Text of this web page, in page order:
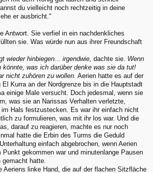
du vielleicht noch rechtzeitig in deine
er ausbricht."
Antwort. Sie verfiel in ein nachdenkliches
sie. Was würde nun aus ihrer Freundschaft
wieder hinbiegen... irgendwie, dachte sie. Wenn
könnte, was ich darüber denke was sie da tut!
nicht zuhören zu wollen. Aerien hatte es auf der
Kurra an der Nordgrenze bis in die Hauptstadt
einige Male versucht. Doch jedesmal, wenn sie
was sie an Narissas Verhalten verletzte,
Hals festzustecken. Es war ihr einfach nicht
zu formulieren, was mit ihr los war. Und die
darauf zu reagieren, machte es nur noch
hatte die Erbin des Turms die Geduld
einfach abgebrochen, wenn Aerien
gekommen war und minutenlange Pausen
hatte.
Aeriens linke Hand, die auf der flachen Sitzfläche